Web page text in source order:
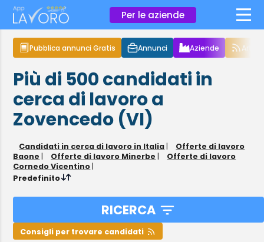
Per le aziende ×
Pubblica annunci Gratis Annunci Aziende
Più di 500candidati in
cerca di lavoroa
Zovencedo (VI)
Candidati in cerca di lavoro in Italia |
Offerte di lavoro
Baone | Offerte di lavoro Minerbe |
Offerte di lavoro
Cornedo Vicentino |
Predefinito
RICERCA
Consigli per trovare candidati